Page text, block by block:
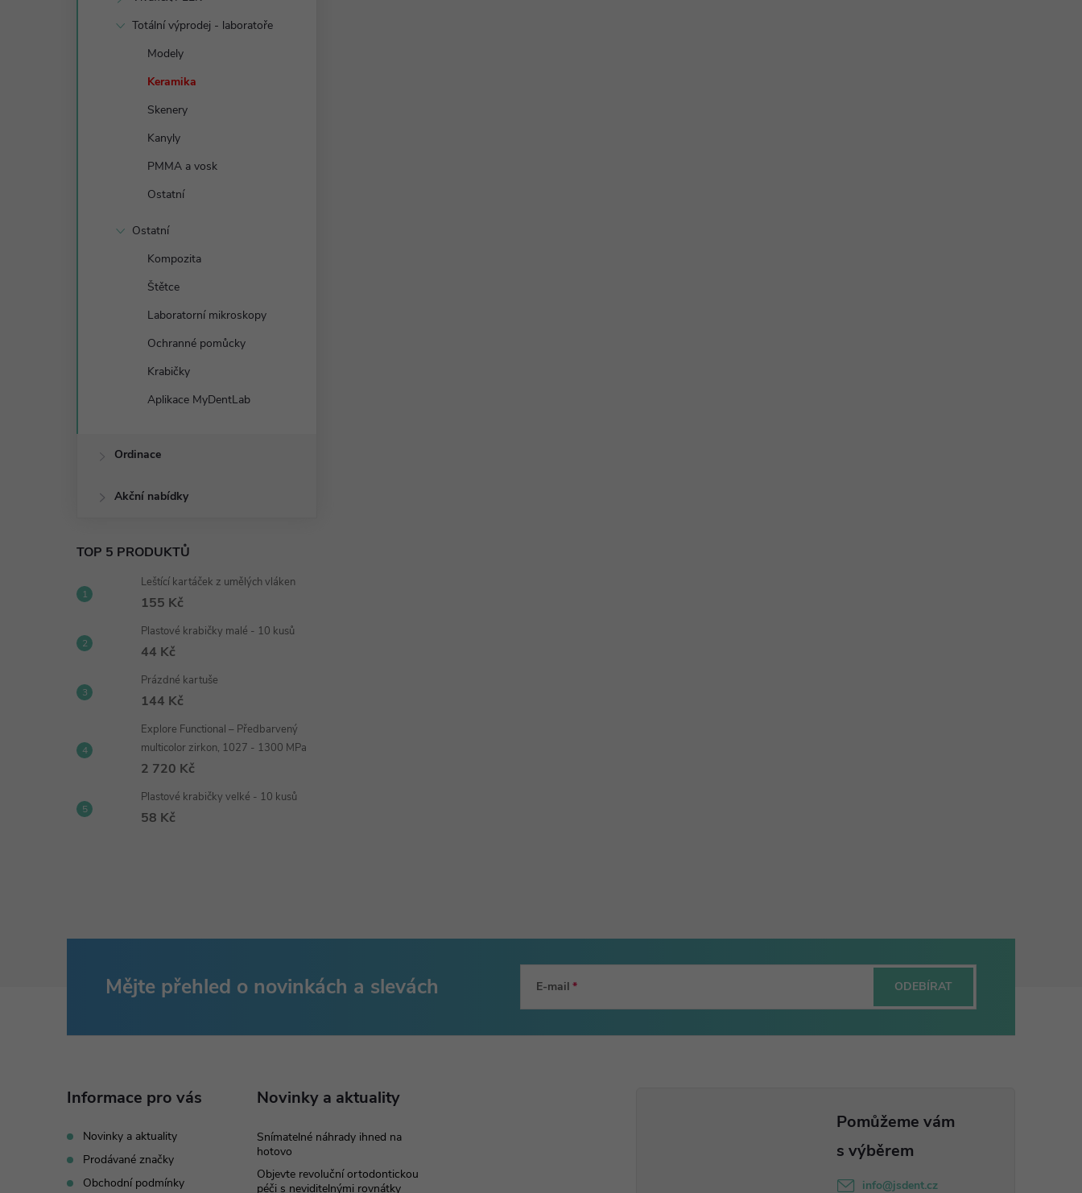
Totální výprodej - laboratoře
Modely
Keramika
Skenery
Kanyly
PMMA a vosk
Ostatní
Ostatní
Kompozita
Štětce
Laboratorní mikroskopy
Ochranné pomůcky
Krabičky
Aplikace MyDentLab
Ordinace
Akční nabídky
TOP 5 PRODUKTŮ
Leštící kartáček z umělých vláken
155 Kč
Plastové krabičky malé - 10 kusů
44 Kč
Prázdné kartuše
144 Kč
Explore Functional – Předbarvený
multicolor zirkon, 1027 - 1300 MPa
2 720 Kč
Plastové krabičky velké - 10 kusů
58 Kč
Mějte přehled o novinkách a slevách E-mail ODEBÍRAT
Informace pro vás
Novinky a aktuality
Prodávané značky
Obchodní podmínky
Novinky a aktuality
Snímatelné náhrady ihned na
hotovo
Objevte revoluční ortodontickou
péči s neviditelnými rovnátky
info@jsdent.cz